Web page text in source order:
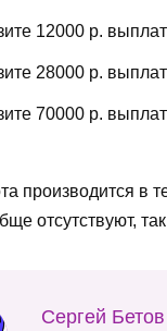
12000 р.
28000 р.
70000 р.
производится в
отсутствуют,
Сергей Бетов